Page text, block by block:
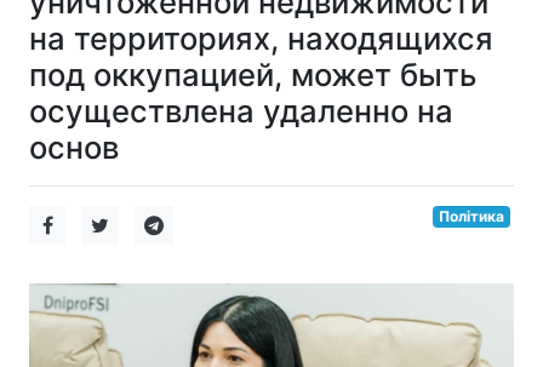
на территориях, находящихся
под оккупацией, может быть
осуществлена удаленно на
основ
Політика